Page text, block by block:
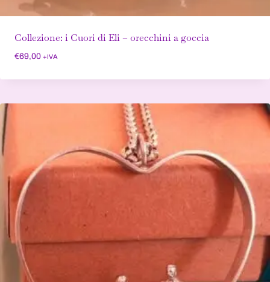
Collezione: i Cuori di Eli – orecchini a goccia
€69,00 +IVA